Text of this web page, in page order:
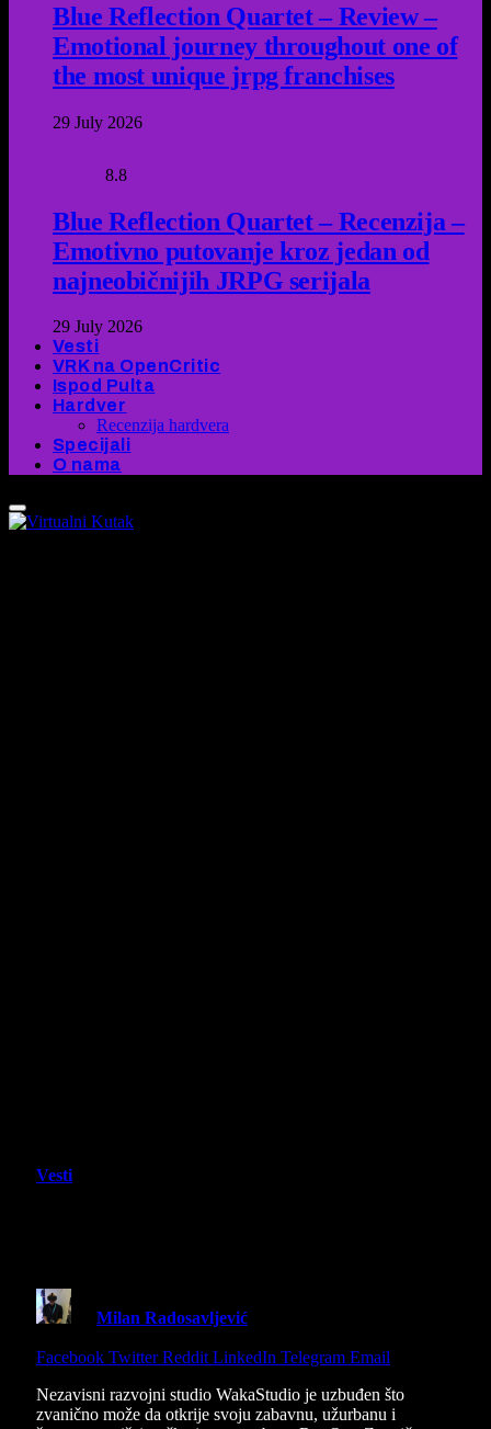
Blue Reflection Quartet – Review –
Emotional journey throughout one of
the most unique jrpg franchises
29 July 2026
8.8
Blue Reflection Quartet – Recenzija –
Emotivno putovanje kroz jedan od
najneobičnijih JRPG serijala
29 July 2026
Vesti
VRK na OpenCritic
Ispod Pulta
Hardver
Recenzija hardvera
Specijali
O nama
Vesti
Milan Radosavljević
Facebook Twitter Reddit LinkedIn Telegram Email
Nezavisni razvojni studio WakaStudio je uzbuđen što
zvanično može da otkrije svoju zabavnu, užurbanu i